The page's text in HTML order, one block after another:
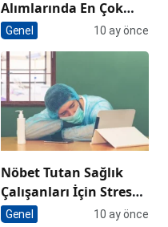
Alımlarında En Çok
Tercih Edilen Bölümler
Genel 10 ay önce
Nöbet Tutan Sağlık
Çalışanları İçin Stres
Azaltıcı Yöntemler
Genel 10 ay önce